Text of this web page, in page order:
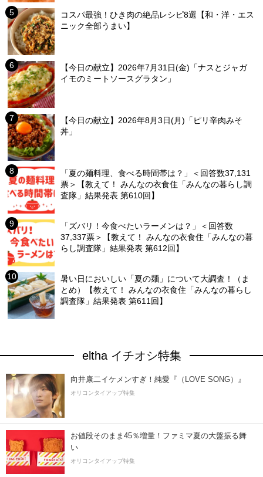
コスパ最強！ひき肉の絶品レシピ8選【和・洋・エス
ニック全部うまい】
【今日の献立】2026年7月31日(金)「ナスとジャガ
イモのミートソースグラタン」
【今日の献立】2026年8月3日(月)「ピリ辛肉みそ
丼」
「夏の麺料理、食べる時間帯は？」＜回答数37,131
票＞【教えて！ みんなの衣食住「みんなの暮らし調
査隊」結果発表 第610回】
「ズバリ！今食べたいラーメンは？」＜回答数
37,337票＞【教えて！ みんなの衣食住「みんなの暮
らし調査隊」結果発表 第612回】
暑い日においしい「夏の麺」について大調査！（ま
とめ）【教えて！ みんなの衣食住「みんなの暮らし
調査隊」結果発表 第611回】
eltha イチオシ特集
向井康二イケメンすぎ！純愛『（LOVE SONG）』
オリコンタイアップ特集
お値段そのまま45％増量！ファミマ夏の大盤振る舞
い
オリコンタイアップ特集